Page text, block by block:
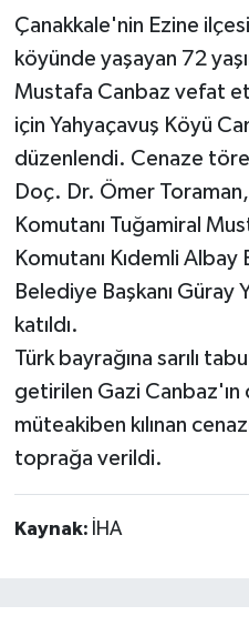
Çanakkale'nin Ezine
köyünde yaşayan 72
Mustafa Canbaz vefat
için Yahyaçavuş Köyü
düzenlendi. Cenaze
Doç. Dr. Ömer
Komutanı Tuğamiral
Komutanı Kıdemli Albay
Belediye Başkanı Güray
katıldı.
Türk bayrağına sarılı
getirilen Gazi Canbaz'ın
müteakiben kılınan
toprağa verildi.
Kaynak: İHA